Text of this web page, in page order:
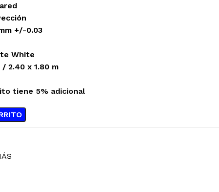
+/-0.03
White
/ 2.40 x 1.80 m
tiene 5% adicional